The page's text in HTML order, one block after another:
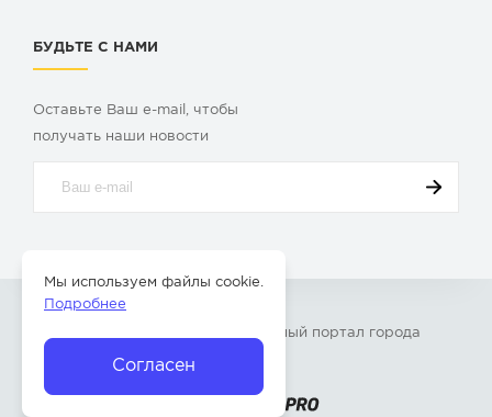
БУДЬТЕ С НАМИ
Оставьте Ваш e-mail, чтобы
получать наши новости
» – Главный портал города
Согласен
Мы используем файлы cookie.
Подробнее